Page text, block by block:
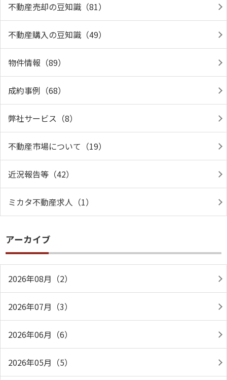
不動産売却の豆知識（81）
不動産購入の豆知識（49）
物件情報（89）
成約事例（68）
弊社サービス（8）
不動産市場について（19）
近況報告等（42）
ミカタ不動産求人（1）
アーカイブ
2026年08月（2）
2026年07月（3）
2026年06月（6）
2026年05月（5）